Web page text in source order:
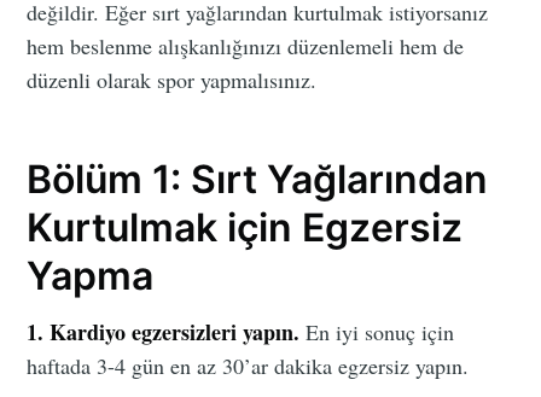
değildir. Eğer sırt yağlarından kurtulmak istiyorsanız
hem beslenme alışkanlığınızı düzenlemeli hem de
düzenli olarak spor yapmalısınız.
Bölüm 1: Sırt Yağlarından
Kurtulmak için Egzersiz
Yapma
1. Kardiyo egzersizleri yapın. En iyi sonuç için
haftada 3-4 gün en az 30’ar dakika egzersiz yapın.